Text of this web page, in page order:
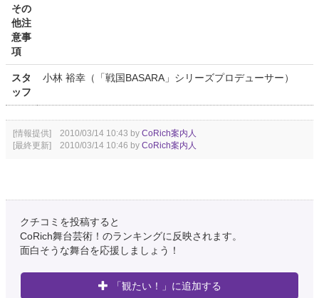
その
他注
意事
項
スタ
ッフ
小林 裕幸（「戦国BASARA」シリーズプロデューサー）
[情報提供] 2010/03/14 10:43 by CoRich案内人
[最終更新] 2010/03/14 10:46 by CoRich案内人
クチコミを投稿すると
CoRich舞台芸術！のランキングに反映されます。
面白そうな舞台を応援しましょう！
「観たい！」に追加する